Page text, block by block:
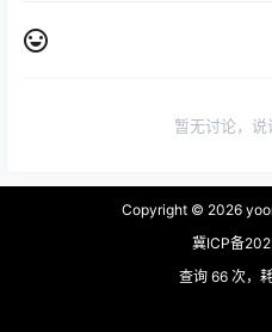
暂无讨论，
Copyright © 2026
冀ICP备
查询 66 次，